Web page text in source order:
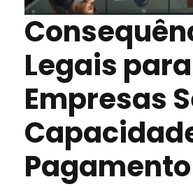
Legais para
Empresas
Pagamento